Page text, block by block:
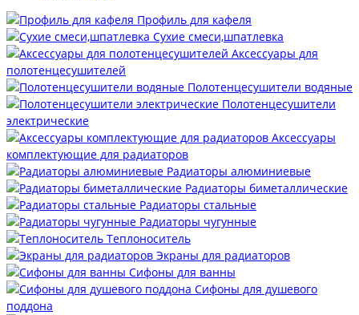
Профиль для кафеля
Сухие смеси,шпатлевка
Аксессуары для
полотенцесушителей
Полотенцесушители водяные
Полотенцесушители
электрические
Аксессуары
комплектующие для радиаторов
Радиаторы алюминиевые
Радиаторы биметаллические
Радиаторы стальные
Радиаторы чугунные
Теплоноситель
Экраны для радиаторов
Сифоны для ванны
Сифоны для душевого
поддона